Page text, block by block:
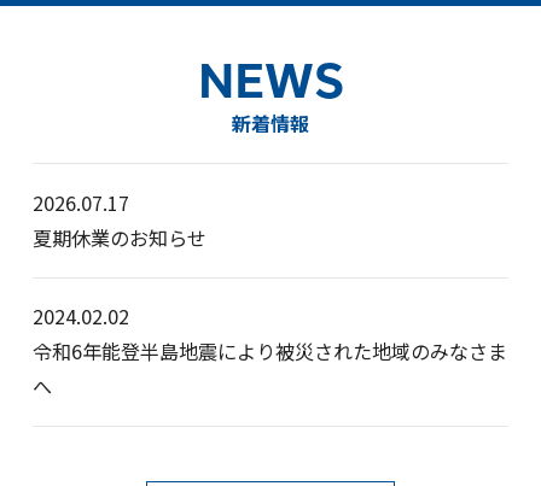
NEWS
新着情報
2026.07.17
夏期休業のお知らせ
2024.02.02
令和6年能登半島地震により被災された地域のみなさま
へ